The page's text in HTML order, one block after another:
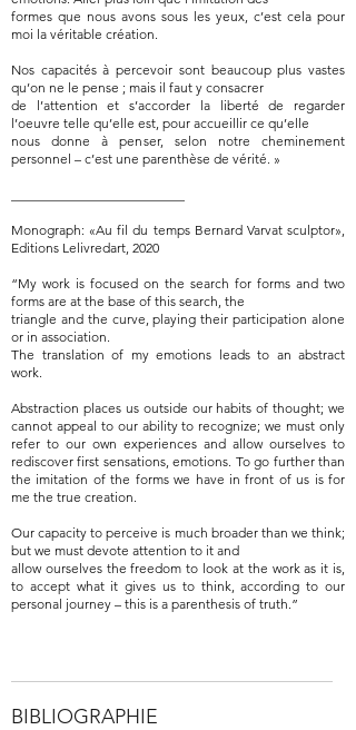
formes que nous avons sous les yeux, c’est cela pour
moi la véritable création.
Nos capacités à percevoir sont beaucoup plus vastes
qu’on ne le pense ; mais il faut y consacrer
de l’attention et s’accorder la liberté de regarder
l’oeuvre telle qu’elle est, pour accueillir ce qu’elle
nous donne à penser, selon notre cheminement
personnel – c’est une parenthèse de vérité. »
Monograph: «Au fil du temps Bernard Varvat sculptor»,
Editions Lelivredart, 2020
“My work is focused on the search for forms and two
forms are at the base of this search, the
triangle and the curve, playing their participation alone
or in association.
The translation of my emotions leads to an abstract
work.
Abstraction places us outside our habits of thought; we
cannot appeal to our ability to recognize; we must only
refer to our own experiences and allow ourselves to
rediscover first sensations, emotions. To go further than
the imitation of the forms we have in front of us is for
me the true creation.
Our capacity to perceive is much broader than we think;
but we must devote attention to it and
allow ourselves the freedom to look at the work as it is,
to accept what it gives us to think, according to our
personal journey – this is a parenthesis of truth.”
BIBLIOGRAPHIE